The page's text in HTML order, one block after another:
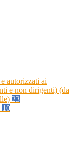
autorizzati ai
e non dirigenti) (da
23
10